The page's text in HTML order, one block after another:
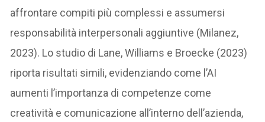
affrontare compiti più complessi e assumersi
responsabilità interpersonali aggiuntive (Milanez,
2023). Lo studio di Lane, Williams e Broecke (2023)
riporta risultati simili, evidenziando come l’AI
aumenti l’importanza di competenze come
creatività e comunicazione all’interno dell’azienda,